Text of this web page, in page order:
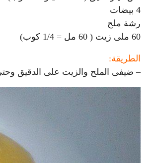
4 بيضات
رشة ملح
60 ملى زيت ( 60 مل = 1/4 كوب)
الطريقة:
– ضيفى الملح والزيت على الدقيق